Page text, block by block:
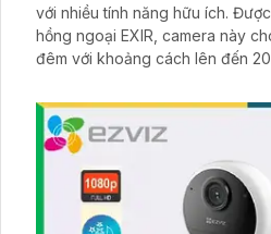
với nhiều tính năng hữu ích. Được trang bị công nghệ
hồng ngoại EXIR, camera này
đêm với khoảng cách lên đến 20m. Ấn tượng
độ, giúp quan sát toàn diện căn nhà. camera còn
công nghệ IP Wifi, giúp cài đặt